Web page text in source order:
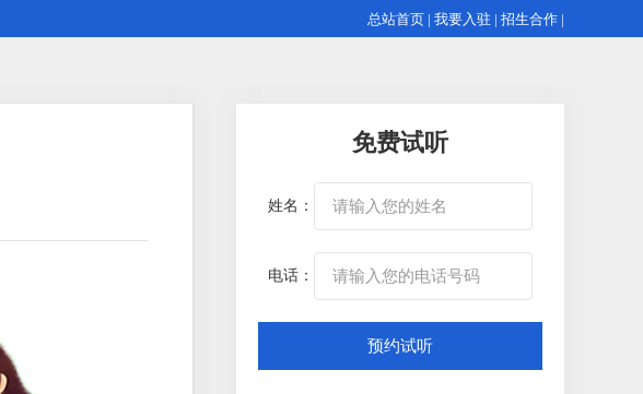
总站首页 | 我要入驻 | 招生合作 |
免费试听
姓名：
电话：